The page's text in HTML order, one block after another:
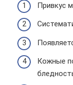
Привкус
Кожные